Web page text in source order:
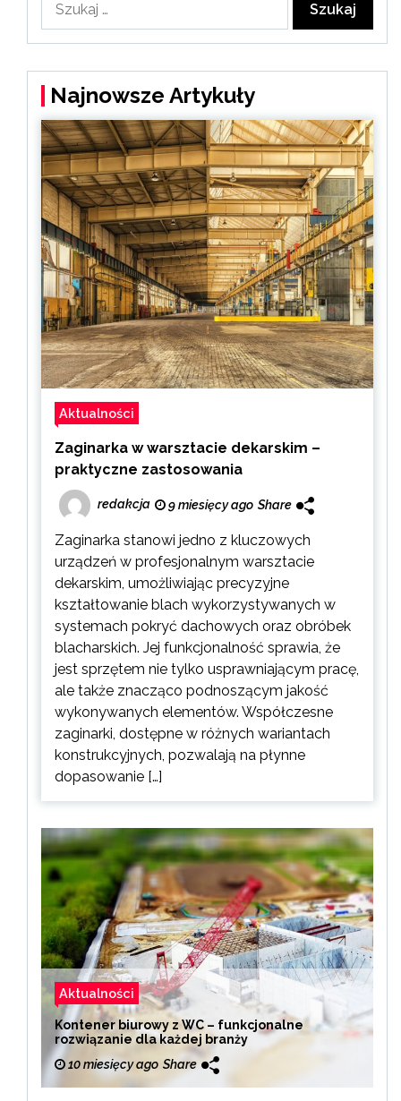
Najnowsze Artykuły
Aktualności
Zaginarka w warsztacie dekarskim –
praktyczne zastosowania
redakcja 9 miesięcy ago Share
Zaginarka stanowi jedno z kluczowych
urządzeń w profesjonalnym warsztacie
dekarskim, umożliwiając precyzyjne
kształtowanie blach wykorzystywanych w
systemach pokryć dachowych oraz obróbek
blacharskich. Jej funkcjonalność sprawia, że
jest sprzętem nie tylko usprawniającym pracę,
ale także znacząco podnoszącym jakość
wykonywanych elementów. Współczesne
zaginarki, dostępne w różnych wariantach
konstrukcyjnych, pozwalają na płynne
dopasowanie […]
Aktualności
Kontener biurowy z WC – funkcjonalne
rozwiązanie dla każdej branży
10 miesięcy ago Share